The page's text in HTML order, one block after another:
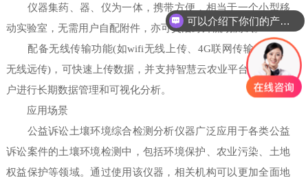
仪器集药、器、仪为一体，携带方便，相当于一个小型移
动实验室，无需用户自配附件，亦可灵活野外流动测试。
配备无线传输功能(如wifi无线上传、4G联网传输、GPRS
无线远传)，可快速上传数据，并支持智慧云农业平台，方便用
户进行长期数据管理和可视化分析。
应用场景
公益诉讼土壤环境综合检测分析仪器广泛应用于各类公益
诉讼案件的土壤环境检测中，包括环境保护、农业污染、土地
权益保护等领域。通过使用该仪器，相关机构可以更加全面地
可以介绍下你们的产品么